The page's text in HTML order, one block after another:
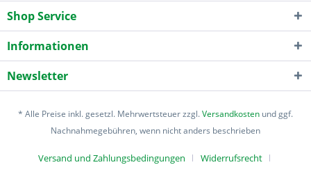
Shop Service
Informationen
Newsletter
* Alle Preise inkl. gesetzl. Mehrwertsteuer zzgl.Versandkosten und ggf.
Nachnahmegebühren, wenn nicht anders beschrieben
Versand und Zahlungsbedingungen Widerrufsrecht